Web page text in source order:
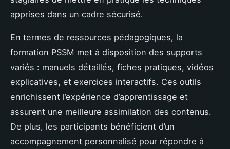
apprises dans un cadre sécurisé.
En termes de ressources pédagogiques, la
formation PSSM met à disposition des supports
variés : manuels détaillés, fiches pratiques, vidéos
explicatives, et exercices interactifs. Ces outils
enrichissent l’expérience d’apprentissage et
assurent une meilleure assimilation des contenus.
De plus, les participants bénéficient d’un
accompagnement personnalisé pour répondre à